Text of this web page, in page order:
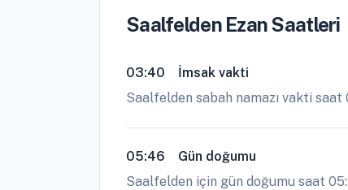
Saalfelden Ezan Saatleri
03:40
İmsak vakti
Saalfelden sabah namazı vakti
05:46
Gün doğumu
Saalfelden için gün doğumu saat